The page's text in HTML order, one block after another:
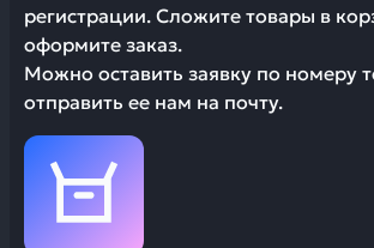
регистрации. Сложите товары в
оформите заказ.
Можно оставить заявку по номеру
отправить ее нам на почту.